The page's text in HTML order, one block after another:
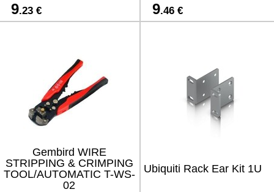
9.23 € 9.46 €
Gembird WIRE
STRIPPING & CRIMPING
TOOL/AUTOMATIC T-WS-
02
Ubiquiti Rack Ear Kit 1U